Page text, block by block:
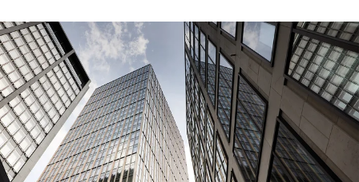
Závesy
Posuvné systémy
Elektronika pre dvere
Zasklievanie dverí
Náhradné diely na dvere